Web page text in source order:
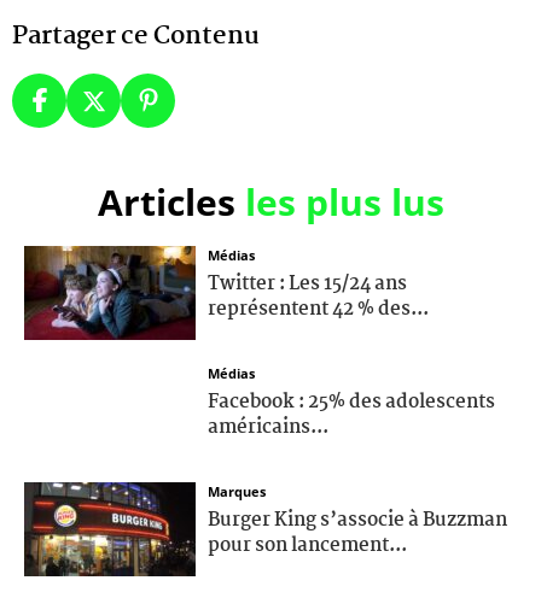
Partager ce Contenu
Articles les plus lus
Médias
Twitter : Les 15/24 ans
représentent 42 % des...
Médias
Facebook : 25% des adolescents
américains...
Marques
Burger King s’associe à Buzzman
pour son lancement...